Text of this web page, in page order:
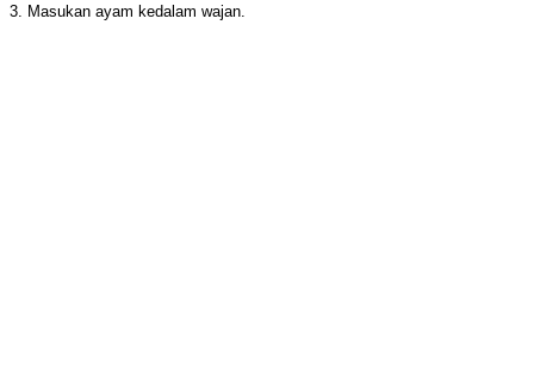
3. Masukan ayam kedalam wajan.